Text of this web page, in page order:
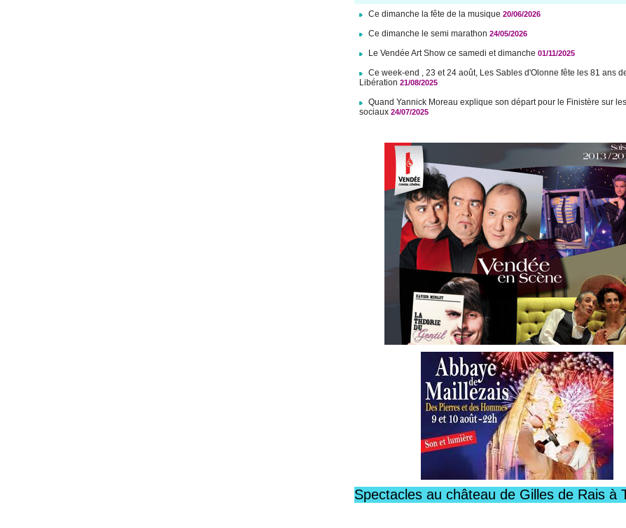
Ce dimanche la fête de la musique 20/06/2026
Ce dimanche le semi marathon24/05/2026
Le Vendée Art Show ce samedi et dimanche 01/11/2025
Ce week-end , 23 et 24 août, Les Sables d'Olonne fête les 81 ans
Libération21/08/2025
Quand Yannick Moreau explique son départ pour le Finistère sur
sociaux 24/07/2025
Spectacles au château de Gilles de Rais à